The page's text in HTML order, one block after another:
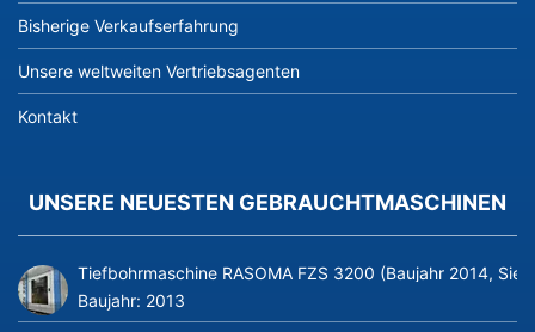
Bisherige Verkaufserfahrung
Unsere weltweiten Vertriebsagenten
Kontakt
UNSERE NEUESTEN GEBRAUCHTMASCHINEN
Tiefbohrmaschine RASOMA FZS 3200 (Baujahr 2014,
Baujahr: 2013